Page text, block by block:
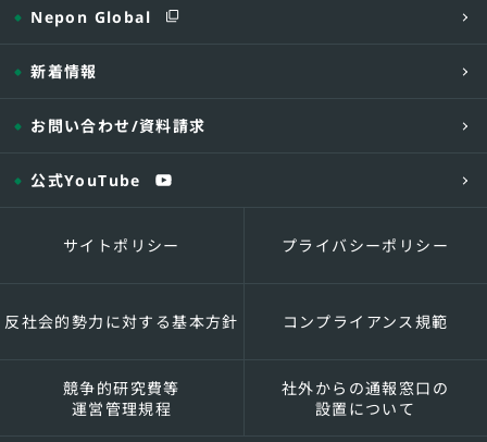
Nepon Global
新着情報
お問い合わせ/資料請求
公式YouTube
サイトポリシー プライバシーポリシー
反社会的勢力に対する基本方針 コンプライアンス規範
競争的研究費等
運営管理規程
社外からの通報窓口の
設置について